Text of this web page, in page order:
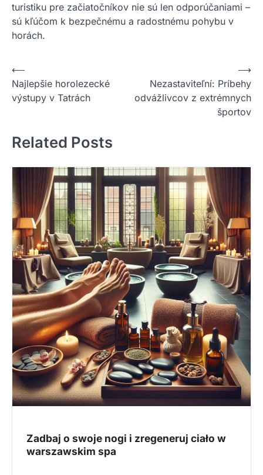
turistiku pre začiatočníkov nie sú len odporúčaniami –
sú kľúčom k bezpečnému a radostnému pohybu v
horách.
Nawigacja
wpisu
⟵
Najlepšie horolezecké
výstupy v Tatrách
Nezastaviteľní: Príbehy
odvážlivcov z extrémnych
športov
⟶
Related Posts
Zadbaj o swoje nogi i zregeneruj ciało w
warszawskim spa